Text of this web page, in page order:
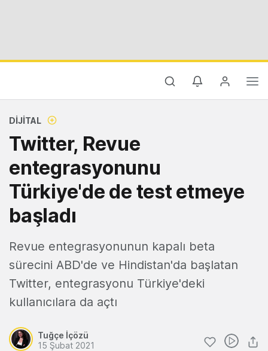
DIJITAL
Twitter, Revue
entegrasyonunu
Türkiye'de de test etmeye
başladı
Revue entegrasyonunun kapalı beta
sürecini ABD'de ve Hindistan'da başlatan
Twitter, entegrasyonu Türkiye'deki
kullanıcılara da açtı
Tuğçe İçözü
15 Şubat 2021